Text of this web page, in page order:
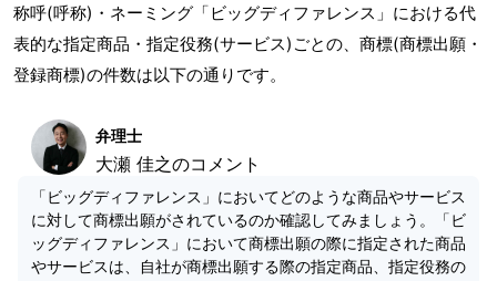
称呼(呼称)・ネーミング「ビッグディファレンス」における代
表的な指定商品・指定役務(サービス)ごとの、商標(商標出願・
登録商標)の件数は以下の通りです。
弁理士
大瀬 佳之のコメント
「ビッグディファレンス」においてどのような商品やサービス
に対して商標出願がされているのか確認してみましょう。「ビ
ッグディファレンス」において商標出願の際に指定された商品
やサービスは、自社が商標出願する際の指定商品、指定役務の